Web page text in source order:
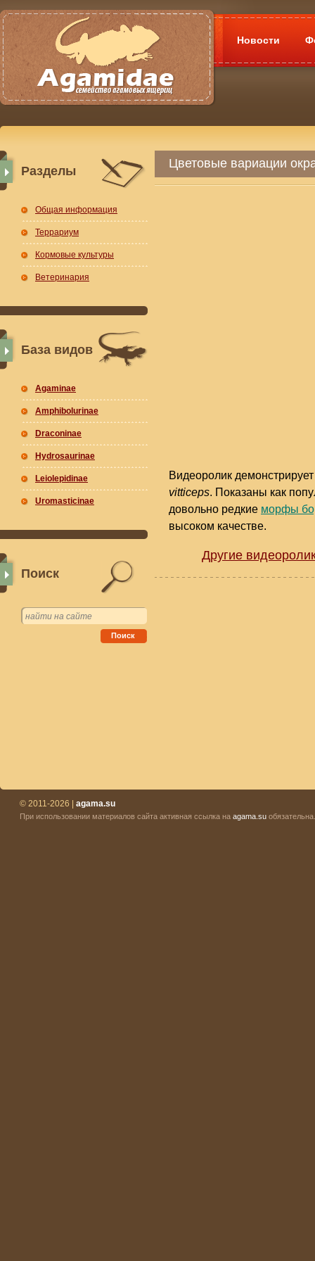
Новости
Разделы
Общая информация
Террариум
Кормовые культуры
Ветеринария
База видов
Agaminae
Amphibolurinae
Draconinae
Hydrosaurinae
Leiolepidinae
Uromasticinae
Поиск
Поиск
Цветовые вариации
Видеоролик
vitticeps. Показаны как
довольно редкие морфы
высоком качестве.
Другие
© 2011-2026 | agama.su
При использовании материалов сайта активная ссылка на agama.su обязательна.